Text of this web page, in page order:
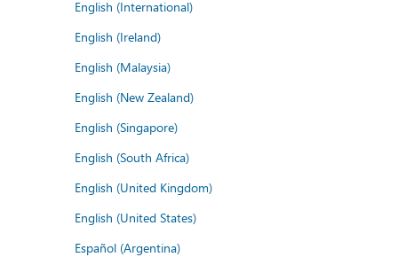
English (International)
English (Ireland)
English (Malaysia)
English (New Zealand)
English (Singapore)
English (South Africa)
English (United Kingdom)
English (United States)
Español (Argentina)